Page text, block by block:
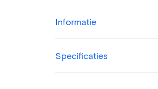
Informatie
Specificaties